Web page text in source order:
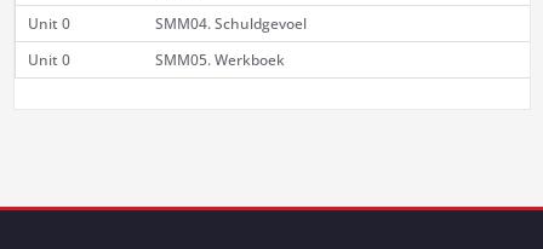
Unit 0
SMM04. Schuldgevoel
Unit 0
SMM05. Werkboek